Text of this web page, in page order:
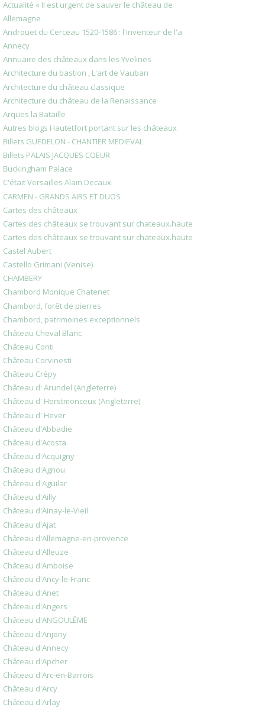
Actualité « Il est urgent de sauver le château de
Allemagne
Androuet du Cerceau 1520-1586 : l'inventeur de l'a
Annecy
Annuaire des châteaux dans les Yvelines
Architecture du bastion , L'art de Vauban
Architecture du château classique
Architecture du château de la Renaissance
Arques la Bataille
Autres blogs Hautetfort portant sur les châteaux
Billets GUEDELON - CHANTIER MEDIEVAL
Billets PALAIS JACQUES COEUR
Buckingham Palace
C'était Versailles Alain Decaux
CARMEN - GRANDS AIRS ET DUOS
Cartes des châteaux
Cartes des châteaux se trouvant sur chateaux.haute
Cartes des châteaux se trouvant sur chateaux.haute
Castel Aubert
Castello Grimani (Venise)
CHAMBERY
Chambord Monique Chatenet
Chambord, forêt de pierres
Chambord, patrimoines exceptionnels
Château Cheval Blanc
Château Conti
Château Corvinesti
Château Crépy
Château d' Arundel (Angleterre)
Château d' Herstmonceux (Angleterre)
Château d' Hever
Château d'Abbadie
Château d'Acosta
Château d'Acquigny
Château d'Agnou
Château d'Aguilar
Château d'Ailly
Château d'Ainay-le-Vieil
Château d'Ajat
Château d'Allemagne-en-provence
Château d'Alleuze
Château d'Amboise
Château d'Ancy-le-Franc
Château d'Anet
Château d'Angers
Château d'ANGOULÊME
Château d'Anjony
Château d'Annecy
Château d'Apcher
Château d'Arc-en-Barrois
Château d'Arcy
Château d'Arlay